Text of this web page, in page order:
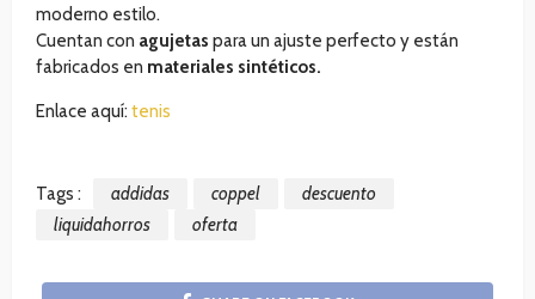
moderno estilo.
Cuentan con agujetas para un ajuste perfecto y están
fabricados en materiales sintéticos.
Enlace aquí: tenis
Tags : addidas coppel
descuento
liquidahorros
oferta